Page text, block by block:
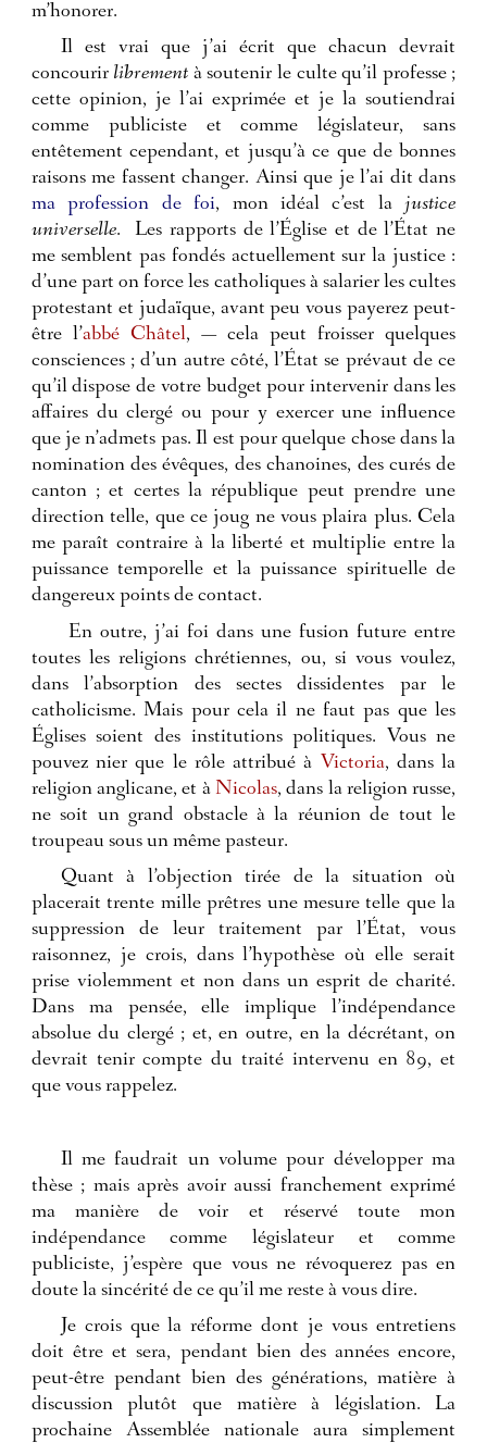
m’honorer.
Il est vrai que j’ai écrit que chacun devrait
concourir librement à soutenir le culte qu’il professe ;
cette opinion, je l’ai exprimée et je la soutiendrai
comme publiciste et comme législateur, sans
entêtement cependant, et jusqu’à ce que de bonnes
raisons me fassent changer. Ainsi que je l’ai dit dans
ma profession de foi, mon idéal c’est lajustice
universelle.
Les rapports de l’Église et de l’État ne
me semblent pas fondés actuellement sur la justice :
d’une part on force les catholiques à salarier les cultes
protestant et judaïque, avant peu vous payerez peut-
être l’abbé Châtel, — cela peut froisser quelques
consciences ; d’un autre côté, l’État se prévaut de ce
qu’il dispose de votre budget pour intervenir dans les
affaires du clergé ou pour y exercer une influence
que je n’admets pas. Il est pour quelque chose dans la
nomination des évêques, des chanoines, des curés de
canton ; et certes la république peut prendre une
direction telle, que ce joug ne vous plaira plus. Cela
me paraît contraire à la liberté et multiplie entre la
puissance temporelle et la puissance spirituelle de
dangereux points de contact.
En outre, j’ai foi dans une fusion future entre
toutes les religions chrétiennes, ou, si vous voulez,
dans l’absorption des sectes dissidentes par le
catholicisme. Mais pour cela il ne faut pas que les
Églises soient des institutions politiques. Vous ne
pouvez nier que le rôle attribué à Victoria, dans la
religion anglicane, et à Nicolas, dans la religion russe,
ne soit un grand obstacle à la réunion de tout le
troupeau sous un même pasteur.
Quant à l’objection tirée de la situation où
placerait trente mille prêtres une mesure telle que la
suppression de leur traitement par l’État, vous
raisonnez, je crois, dans l’hypothèse où elle serait
prise violemment et non dans un esprit de charité.
Dans ma pensée, elle implique l’indépendance
absolue du clergé ; et, en outre, en la décrétant, on
devrait tenir compte du traité intervenu en 89, et
que vous rappelez.
Il me faudrait un volume pour développer ma
thèse ; mais après avoir aussi franchement exprimé
ma manière de voir et réservé toute mon
indépendance comme législateur et comme
publiciste, j’espère que vous ne révoquerez pas en
doute la sincérité de ce qu’il me reste à vous dire.
Je crois que la réforme dont je vous entretiens
doit être et sera, pendant bien des années encore,
peut-être pendant bien des générations, matière à
discussion plutôt que matière à législation. La
prochaine Assemblée nationale aura simplement